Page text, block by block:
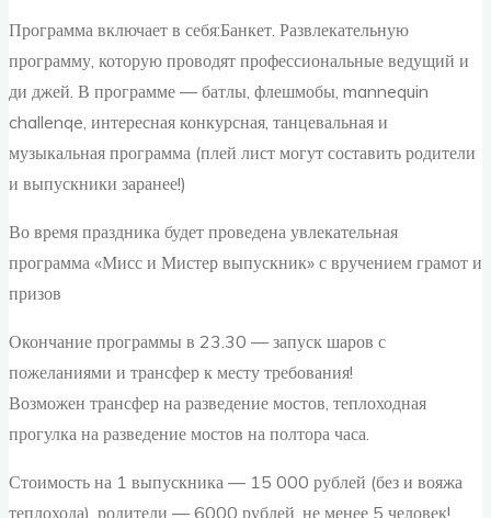
Программа включает в себя:Банкет. Развлекательную
программу, которую проводят профессиональные ведущий и
ди джей. В программе — батлы, флешмобы, mannequin
challenqe, интересная конкурсная, танцевальная и
музыкальная программа (плей лист могут составить родители
и выпускники заранее!)
Во время праздника будет проведена увлекательная
программа «Мисс и Мистер выпускник» с вручением грамот и
призов
Окончание программы в 23.30 — запуск шаров с
пожеланиями и трансфер к месту требования!
Возможен трансфер на разведение мостов, теплоходная
прогулка на разведение мостов на полтора часа.
Стоимость на 1 выпускника — 15 000 рублей (без и вояжа
теплохода), родители — 6000 рублей, не менее 5 человек!